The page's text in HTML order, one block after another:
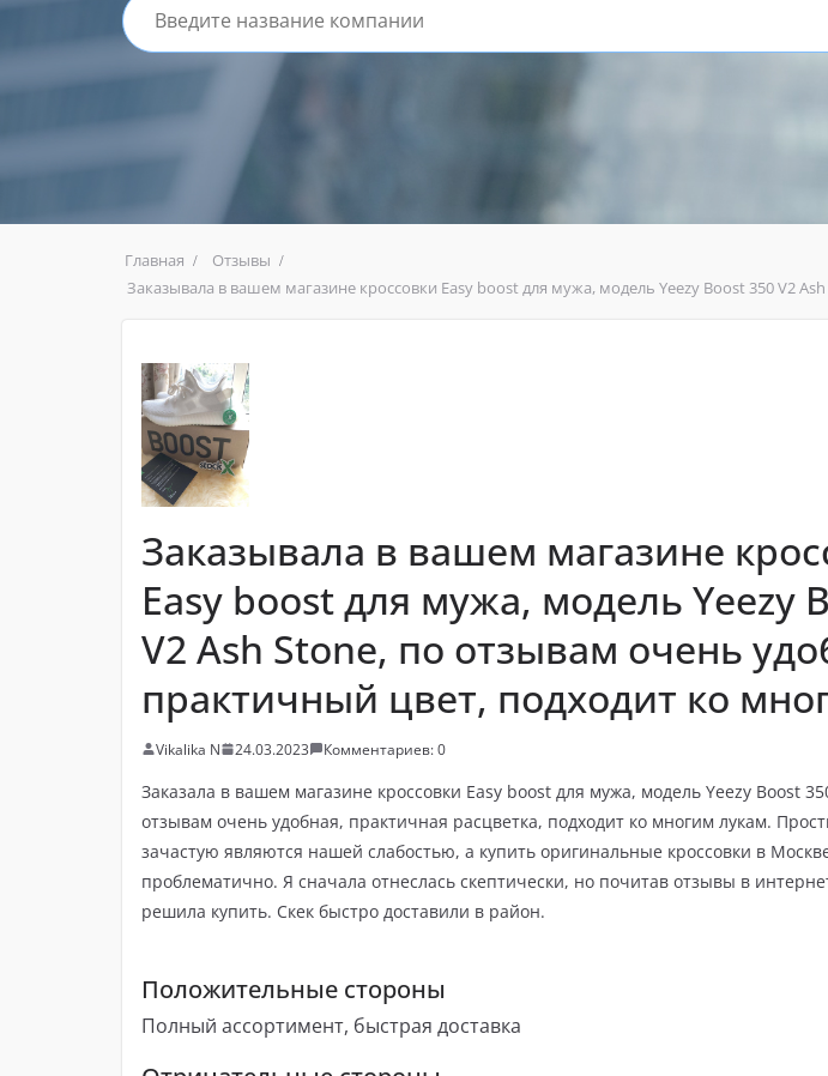
Главная
Отзывы
Заказывала в вашем магазине кроссовки Easy boost для мужа, модель Yeezy Boost 350 V2
Заказывала в вашем магазине
Easy boost для мужа, модель Yeezy
V2 Ash Stone, по отзывам очень
практичный цвет, подходит ко
Vikalika N 24.03.2023 Комментариев: 0
Заказала в вашем магазине кроссовки Easy boost для мужа, модель Yeezy Boost
отзывам очень удобная, практичная расцветка, подходит ко многим лукам.
зачастую являются нашей слабостью, а купить оригинальные кроссовки в
проблематично. Я сначала отнеслась скептически, но почитав отзывы в
решила купить. Скек быстро доставили в район.
Положительные стороны
Полный ассортимент, быстрая доставка